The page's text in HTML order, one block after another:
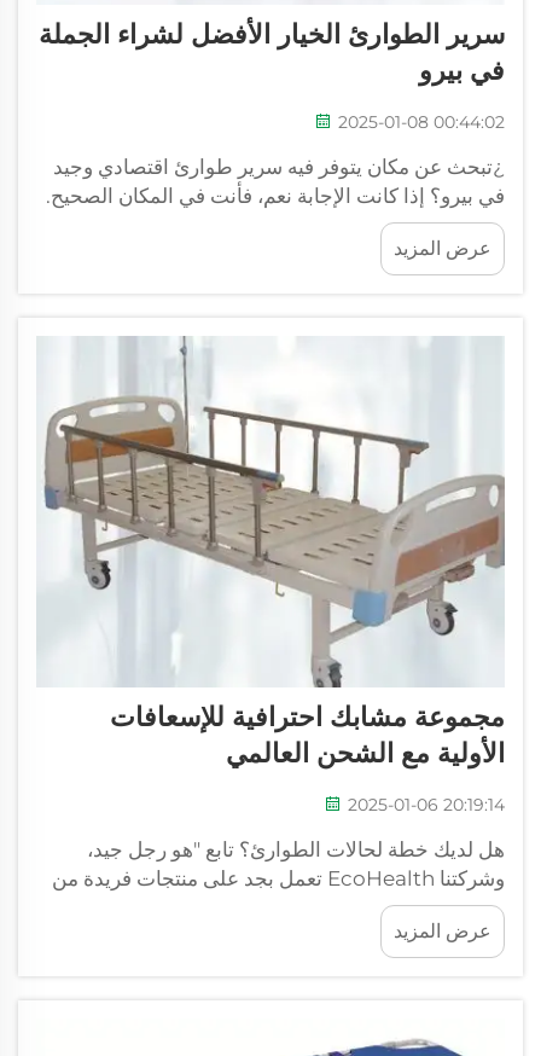
سرير الطوارئ الخيار الأفضل لشراء الجملة
في بيرو
2025-01-08 00:44:02
¿تبحث عن مكان يتوفر فيه سرير طوارئ اقتصادي وجيد
في بيرو؟ إذا كانت الإجابة نعم، فأنت في المكان الصحيح.
لشراء أسرة الطوارئ. مع توفر أسرة طوارئ عالية
الجودة لدينا...
عرض المزيد
مجموعة مشابك احترافية للإسعافات
الأولية مع الشحن العالمي
2025-01-06 20:19:14
هل لديك خطة لحالات الطوارئ؟ تابع "هو رجل جيد،
وشركتنا EcoHealth تعمل بجد على منتجات فريدة من
MEDICAL لديها منتج رائع لك. كما أنها تشحن عالميًا
مجموعة أساسيات الإنقاذ العاجل...
عرض المزيد